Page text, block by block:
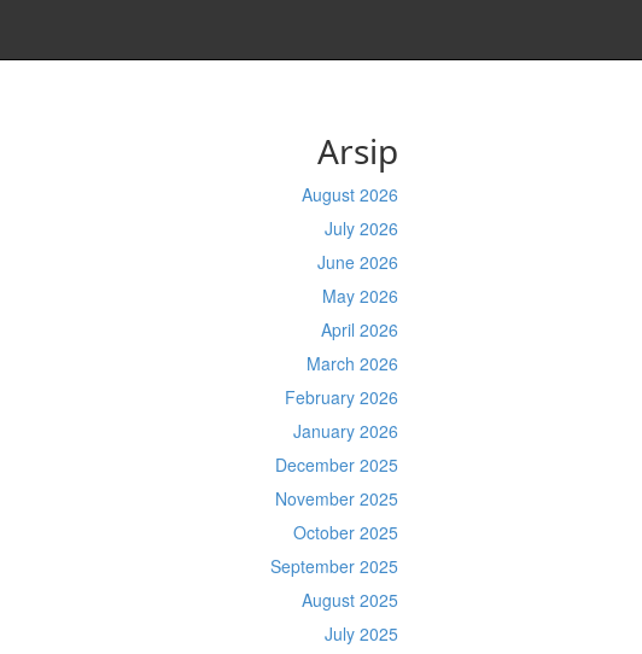
Arsip
August 2026
July 2026
June 2026
May 2026
April 2026
March 2026
February 2026
January 2026
December 2025
November 2025
October 2025
September 2025
August 2025
July 2025